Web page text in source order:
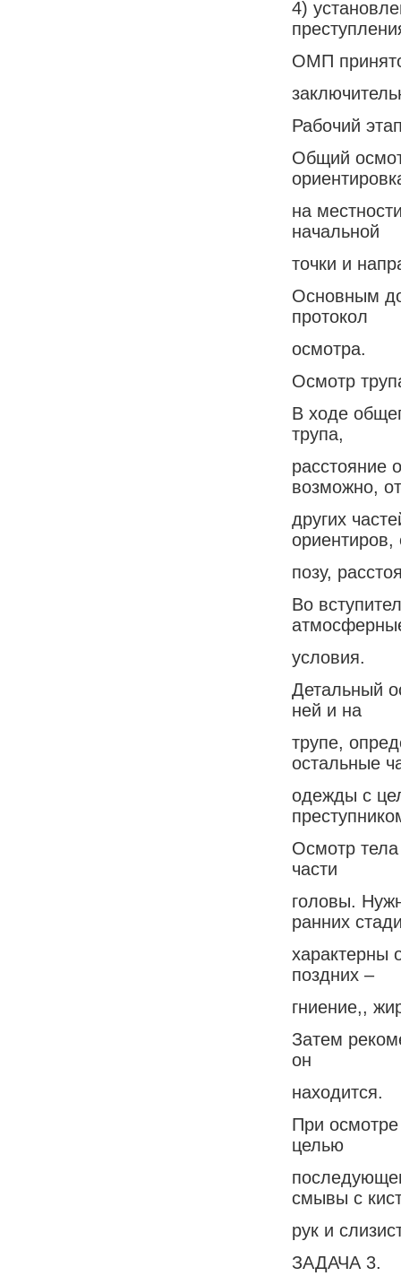
4)
ОМП
Рабочий
Общий
на
начальной
точки и
Основным
протокол
осмотра.
Осмотр
В ходе
трупа,
расстояние
возможно, от
других
ориентиров,
позу,
Во
условия.
Детальный
ней и на
трупе,
остальные
одежды с
Осмотр тела
части
головы.
ранних
характерны
поздних –
гниение,,
Затем
он
находится.
При
целью
смывы с
рук и
ЗАДАЧА 3.